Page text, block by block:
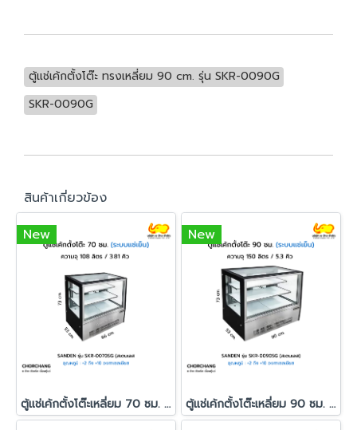
ตู้แช่เค้กตั้งโต๊ะ ทรงเหลี่ยม 90 cm. รุ่น SKR-0090G
SKR-0090G
สินค้าเกี่ยวข้อง
New
ตู้แช่เค้กตั้งโต๊ะเหลี่ยม 70 ซม. สีดำ SANDEN รุ่น SKR-0070SG
New
ตู้แช่เค้กตั้งโต๊ะเหลี่ยม 90 ซม. สีดำ SANDEN รุ่น SKR-0090SG